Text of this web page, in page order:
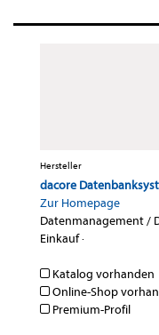
Hersteller
dacore
Zur Homepage
Datenmanagement /
Einkauf·
Katalog vorhanden
Online-Shop
Premium-Profil